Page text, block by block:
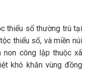
thiểu số thường trú tại
thiểu số, và miền núi
công lập thuộc xã
khó khăn vùng đồng